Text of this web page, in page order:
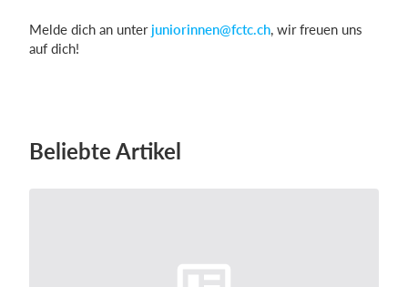
Melde dich an unter juniorinnen@fctc.ch, wir freuen uns
auf dich!
Beliebte Artikel